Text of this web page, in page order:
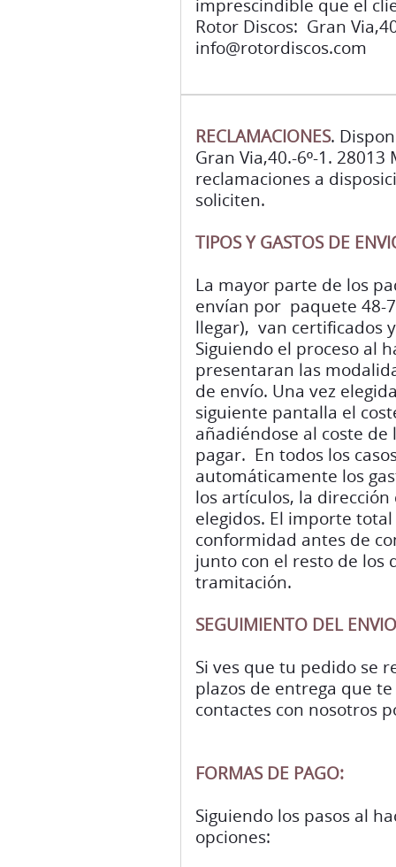
imprescindible que el
Rotor Discos: Gran
info@rotordiscos.com
RECLAMACIONES.
Gran Via,40.-6º-1.
reclamaciones a
soliciten.
TIPOS Y GASTOS DE
La mayor parte de los
envían por paquete 48-
llegar), van certificados
Siguiendo el proceso al
presentaran las
de envío. Una vez
siguiente pantalla el
añadiéndose al coste
pagar. En todos los
automáticamente los
los artículos, la
elegidos. El importe
conformidad antes de
junto con el resto de los
tramitación.
SEGUIMIENTO DEL
Si ves que tu pedido se
plazos de entrega que
contactes con nosotros
FORMAS DE PAGO:
Siguiendo los pasos al
opciones: